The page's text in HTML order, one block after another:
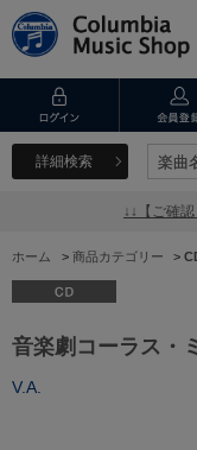
詳細検索 楽曲
楽曲
↓↓【ご確
ホーム > 商品カテゴリー >
音楽劇コーラス・
V.A.